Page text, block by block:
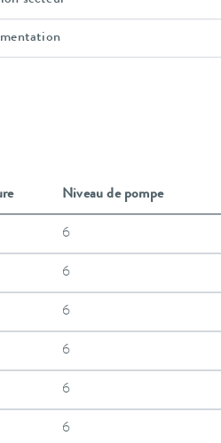
Niveau de pompe
6
6
6
6
6
6